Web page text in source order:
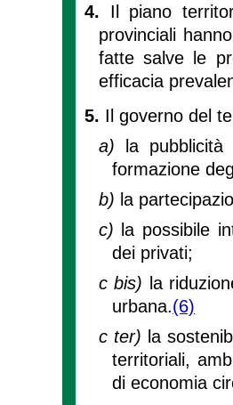
4. Il piano
provinciali
fatte salve le
efficacia
5. Il governo del
a)
la
formazione
b) la
c) la possibile
dei privati;
c bis) la
urbana.(6)
c ter) la
territoriali,
di economia